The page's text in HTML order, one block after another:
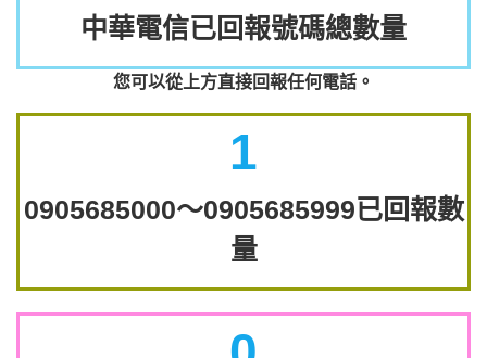
中華電信已回報號碼總數量
您可以從上方直接回報任何電話。
1
0905685000～0905685999已回報數
量